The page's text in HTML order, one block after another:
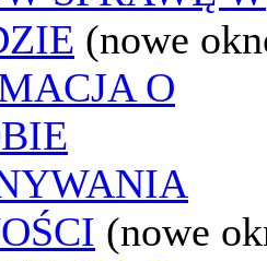
(nowe
O
(nowe